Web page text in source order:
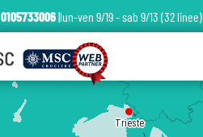
Trieste
0105733006|lun-ven 9/19 - sab 9/13 (32 linee)